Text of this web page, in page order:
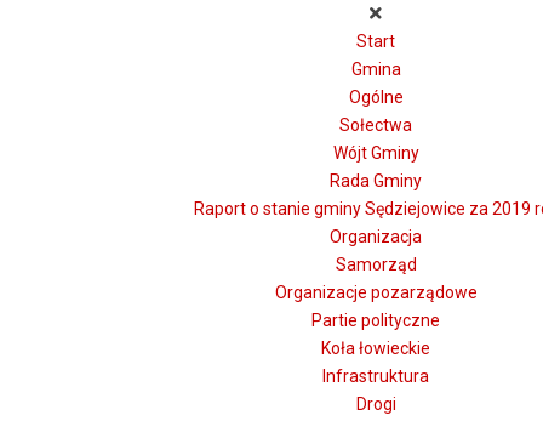
Start
Gmina
Ogólne
Sołectwa
Wójt Gminy
Rada Gminy
Raport o stanie gminy Sędziejowice za 2019
Organizacja
Samorząd
Organizacje pozarządowe
Partie polityczne
Koła łowieckie
Infrastruktura
Drogi